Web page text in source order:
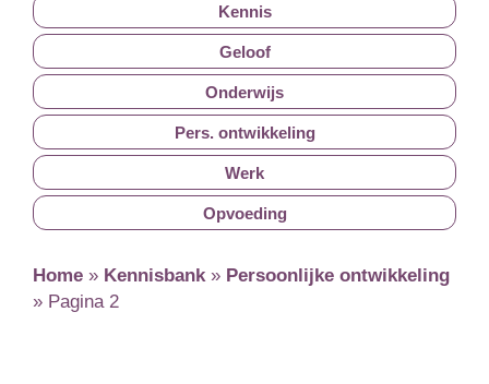
Kennis
Geloof
Onderwijs
Pers. ontwikkeling
Werk
Opvoeding
Home » Kennisbank» Persoonlijke ontwikkeling
» Pagina 2